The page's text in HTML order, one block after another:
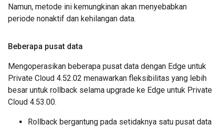
Namun, metode ini kemungkinan akan menyebabkan
periode nonaktif dan kehilangan data.
Beberapa pusat data
Mengoperasikan beberapa pusat data dengan Edge untuk
Private Cloud 4.52.02 menawarkan fleksibilitas yang lebih
besar untuk rollback selama upgrade ke Edge untuk Private
Cloud 4.53.00.
Rollback bergantung pada setidaknya satu pusat data